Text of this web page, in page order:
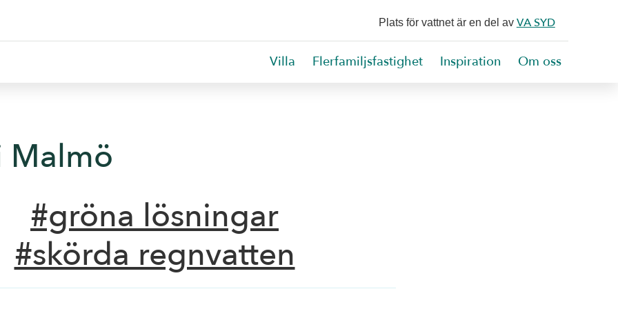
Plats för vattnet är en del av VA SYD
Villa Flerfamiljsfastighet Inspiration Om oss
Malmö
#gröna lösningar
#skörda regnvatten